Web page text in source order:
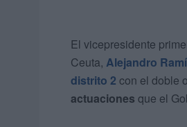
El vicepresidente
Ceuta, Alejandro
distrito 2 con el doble
actuaciones que el